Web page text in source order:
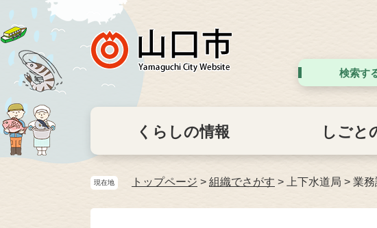
検索す
くらしの情報 しごと
現在地 トップページ > 組織でさがす > 上下水道局 > 業務